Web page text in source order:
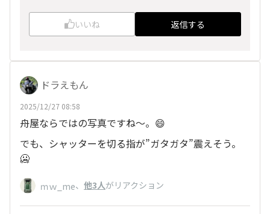
いいね 返信する
ドラえもん
2025/12/27 08:58
舟屋ならではの写真ですね〜。😄
でも、シャッターを切る指が”ガタガタ”震えそう。
🥶
ｍｗ_me、 他3人がリアクション